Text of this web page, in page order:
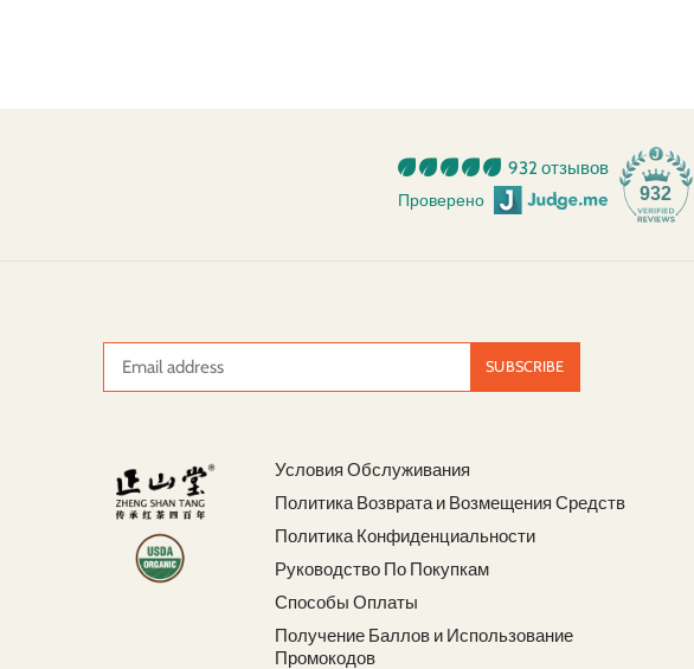
932 отзывов
Проверено
932
Условия Обслуживания
Политика Возврата и Возмещения Средств
Политика Конфиденциальности
Руководство По Покупкам
Способы Оплаты
Получение Баллов и Использование
Промокодов